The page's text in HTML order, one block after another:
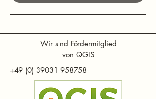
Wir sind Fördermitglied
von QGIS
+49 (0) 39031 958758